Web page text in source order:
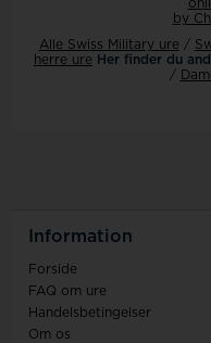
Alle Swiss Military ure /
herre ure
Her finder du
/
Information
Forside
FAQ om ure
Handelsbetingelser
Om os